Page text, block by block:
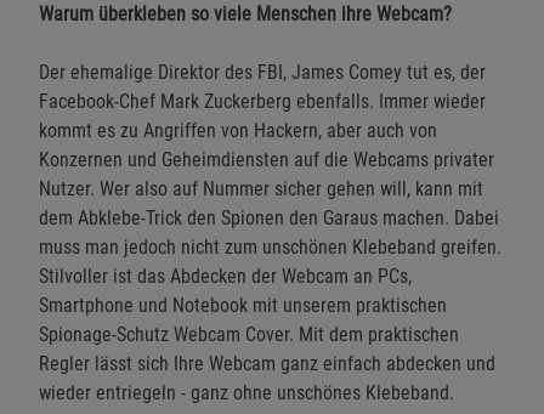
Warum überkleben so viele Menschen ihre Webcam?
Der ehemalige Direktor des FBI, James Comey tut es, der
Facebook-Chef Mark Zuckerberg ebenfalls. Immer wieder
kommt es zu Angriffen von Hackern, aber auch von
Konzernen und Geheimdiensten auf die Webcams privater
Nutzer. Wer also auf Nummer sicher gehen will, kann mit
dem Abklebe-Trick den Spionen den Garaus machen. Dabei
muss man jedoch nicht zum unschönen Klebeband greifen.
Stilvoller ist das Abdecken der Webcam an PCs,
Smartphone und Notebook mit unserem praktischen
Spionage-Schutz Webcam Cover. Mit dem praktischen
Regler lässt sich Ihre Webcam ganz einfach abdecken und
wieder entriegeln - ganz ohne unschönes Klebeband.